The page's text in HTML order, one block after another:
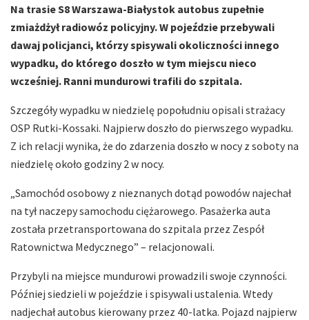
Na trasie S8 Warszawa-Białystok autobus zupełnie
zmiażdżył radiowóz policyjny. W pojeździe przebywali
dawaj policjanci, którzy spisywali okoliczności innego
wypadku, do którego doszło w tym miejscu nieco
wcześniej. Ranni mundurowi trafili do szpitala.
Szczegóły wypadku w niedzielę popołudniu opisali strażacy
OSP Rutki-Kossaki. Najpierw doszło do pierwszego wypadku.
Z ich relacji wynika, że do zdarzenia doszło w nocy z soboty na
niedzielę około godziny 2 w nocy.
„Samochód osobowy z nieznanych dotąd powodów najechał
na tył naczepy samochodu ciężarowego. Pasażerka auta
została przetransportowana do szpitala przez Zespół
Ratownictwa Medycznego” – relacjonowali.
Przybyli na miejsce mundurowi prowadzili swoje czynności.
Później siedzieli w pojeździe i spisywali ustalenia. Wtedy
nadjechał autobus kierowany przez 40-latka. Pojazd najpierw